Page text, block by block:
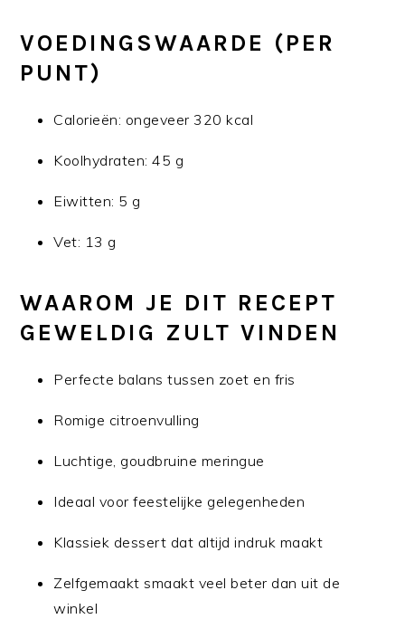
VOEDINGSWAARDE (PER
PUNT)
Calorieën: ongeveer 320 kcal
Koolhydraten: 45 g
Eiwitten: 5 g
Vet: 13 g
WAAROM JE DIT RECEPT
GEWELDIG ZULT VINDEN
Perfecte balans tussen zoet en fris
Romige citroenvulling
Luchtige, goudbruine meringue
Ideaal voor feestelijke gelegenheden
Klassiek dessert dat altijd indruk maakt
Zelfgemaakt smaakt veel beter dan uit de
winkel